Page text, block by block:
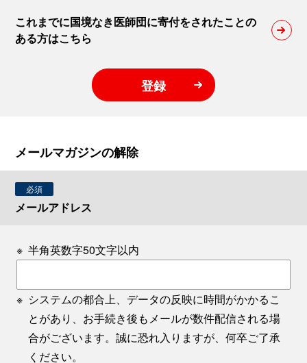
これまでに国境なき医師団に寄付をされたことの
ある方はこちら
登録
メールマガジンの解除
必須
メールアドレス
※ 半角英数字50文字以内
※ システムの都合上、データの反映に時間がかかるこ
とがあり、お手続き後もメールが数件配信される場
合がございます。誠に恐れ入りますが、何卒ご了承
ください。